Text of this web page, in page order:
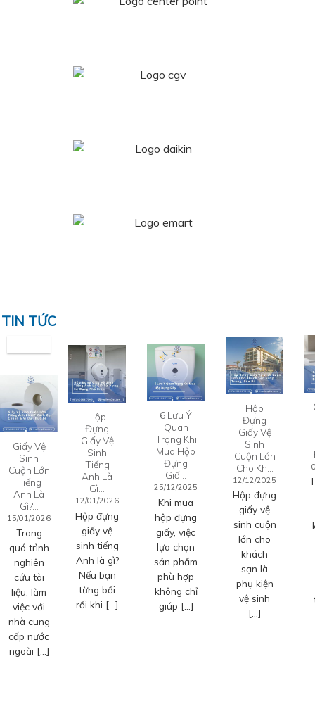
TIN TỨC
Giấy Vệ
Sinh
Cuộn Lớn
Tiếng
Anh Là
Gì?…
15/01/2026
Trong
quá trình
nghiên
cứu tài
liệu, làm
việc với
nhà cung
cấp nước
ngoài […]
Hộp
Đựng
Giấy Vệ
Sinh
Tiếng
Anh Là
Gì…
12/01/2026
Hộp đựng
giấy vệ
sinh tiếng
Anh là gì?
Nếu bạn
từng bối
rối khi […]
6 Lưu Ý
Quan
Trọng Khi
Mua Hộp
Đựng
Giấ…
25/12/2025
Khi mua
hộp đựng
giấy, việc
lựa chọn
sản phẩm
phù hợp
không chỉ
giúp […]
Hộp
Đựng
Giấy Vệ
Sinh
Cuộn Lớn
Cho Kh…
12/12/2025
Hộp đựng
giấy vệ
sinh cuộn
lớn cho
khách
sạn là
phụ kiện
vệ sinh
[…]